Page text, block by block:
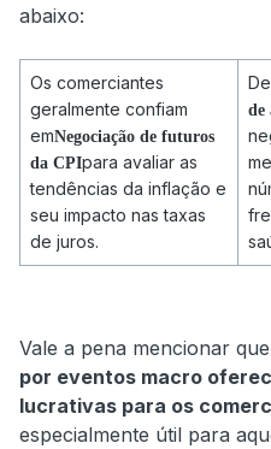
abaixo:
Os comerciantes
geralmente confiam
emNegociação de futuros
da CPIpara avaliar as
tendências da inflação e
seu impacto nas taxas
de juros.
de
Vale a pena mencionar
por eventos macro
lucrativas para os
especialmente útil para